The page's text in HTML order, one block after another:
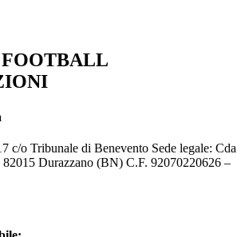
c/o Tribunale di Benevento Sede legale: Cda
Durazzano (BN) C.F. 92070220626 –